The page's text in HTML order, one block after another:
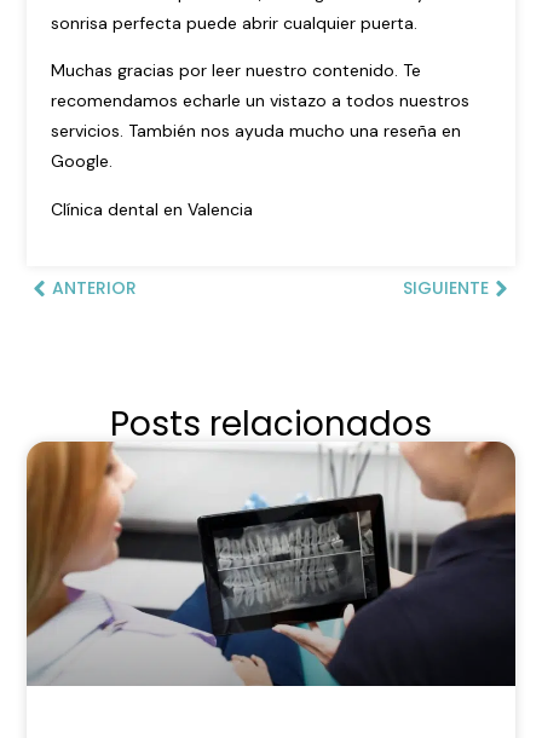
sonrisa perfecta puede abrir cualquier puerta.
Muchas gracias por leer nuestro contenido. Te
recomendamos echarle un vistazo a todosnuestros
servicios. También nos ayuda mucho una reseña en
Google.
Clínica dental en Valencia
ANTERIOR SIGUIENTE
Posts relacionados